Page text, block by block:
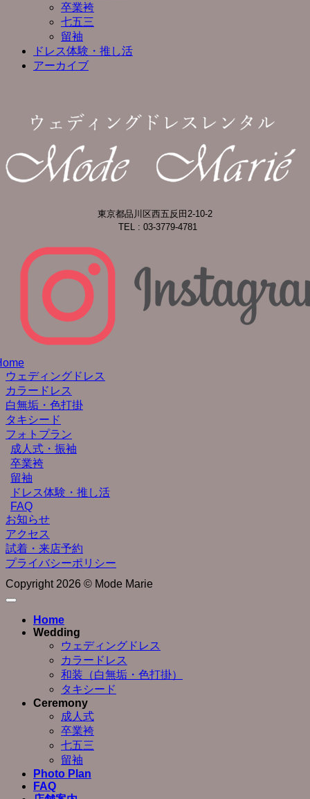
卒業袴
七五三
留袖
ドレス体験・推し活
アーカイブ
東京都品川区西五反田2-10-2
TEL : 03-3779-4781
ウェディングドレス
カラードレス
白無垢・色打掛
タキシード
フォトプラン
成人式・振袖
卒業袴
留袖
ドレス体験・推し活
FAQ
お知らせ
アクセス
試着・来店予約
プライバシーポリシー
Copyright 2026 © Mode Marie
Home
Wedding
ウェディングドレス
カラードレス
和装（白無垢・色打掛）
タキシード
Ceremony
成人式
卒業袴
七五三
留袖
Photo Plan
FAQ